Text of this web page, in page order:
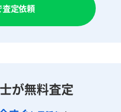
査定依頼
が無料査定